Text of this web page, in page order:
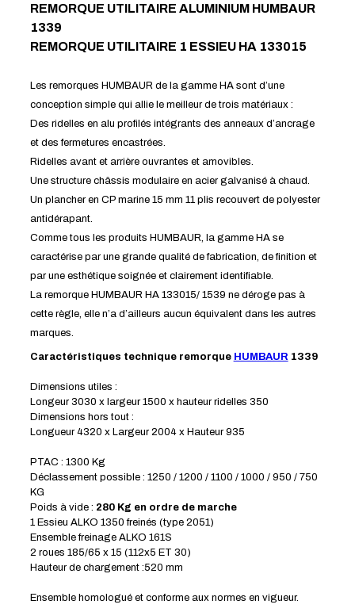
REMORQUE UTILITAIRE ALUMINIUM HUMBAUR
1339
REMORQUE UTILITAIRE 1 ESSIEU HA 133015
Les remorques HUMBAUR de la gamme HA sont d’une
conception simple qui allie le meilleur de trois matériaux :
Des ridelles en alu profilés intégrants des anneaux d’ancrage
et des fermetures encastrées.
Ridelles avant et arrière ouvrantes et amovibles.
Une structure châssis modulaire en acier galvanisé à chaud.
Un plancher en CP marine 15 mm 11 plis recouvert de polyester
antidérapant.
Comme tous les produits HUMBAUR, la gamme HA se
caractérise par une grande qualité de fabrication, de finition et
par une esthétique soignée et clairement identifiable.
La remorque HUMBAUR HA 133015/ 1539 ne déroge pas à
cette règle, elle n’a d’ailleurs aucun équivalent dans les autres
marques.
Caractéristiques technique remorque HUMBAUR 1339
Dimensions utiles :
Longeur 3030 x largeur 1500 x hauteur ridelles 350
Dimensions hors tout :
Longueur 4320 x Largeur 2004 x Hauteur 935
PTAC : 1300 Kg
Déclassement possible : 1250 / 1200 / 1100 / 1000 / 950 / 750
KG
Poids à vide : 280 Kg en ordre de marche
1 Essieu ALKO 1350 freinés (type 2051)
Ensemble freinage ALKO 161S
2 roues 185/65 x 15 (112x5 ET 30)
Hauteur de chargement :520 mm
Ensemble homologué et conforme aux normes en vigueur.